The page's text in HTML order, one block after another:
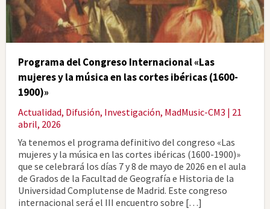
Programa del Congreso Internacional «Las
mujeres y la música en las cortes ibéricas (1600-
1900)»
Actualidad, Difusión, Investigación, MadMusic-CM3 | 21
abril, 2026
Ya tenemos el programa definitivo del congreso «Las
mujeres y la música en las cortes ibéricas (1600-1900)»
que se celebrará los días 7 y 8 de mayo de 2026 en el aula
de Grados de la Facultad de Geografía e Historia de la
Universidad Complutense de Madrid. Este congreso
internacional será el III encuentro sobre […]